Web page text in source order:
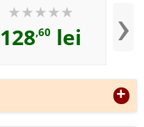
+
privat
128,60 lei ›